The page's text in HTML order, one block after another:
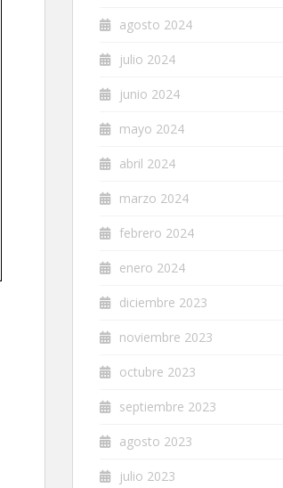
agosto 2024
julio 2024
junio 2024
mayo 2024
abril 2024
marzo 2024
febrero 2024
enero 2024
diciembre 2023
noviembre 2023
octubre 2023
septiembre 2023
agosto 2023
julio 2023